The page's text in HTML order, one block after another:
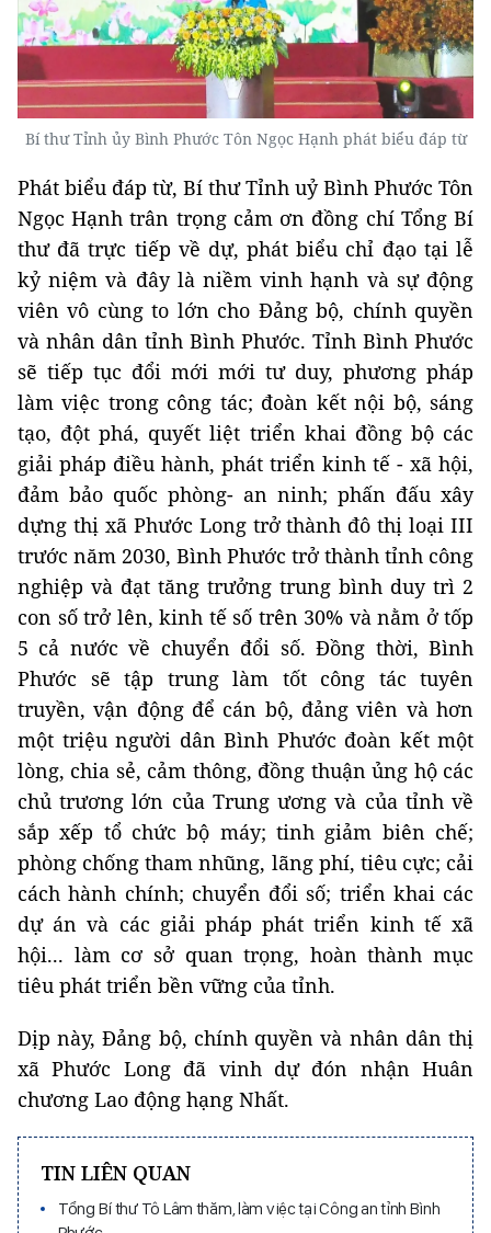
Bí thư Tỉnh ủy Bình Phước Tôn Ngọc Hạnh phát biểu đáp từ
Phát biểu đáp từ, Bí thư Tỉnh uỷ Bình Phước Tôn
Ngọc Hạnh trân trọng cảm ơn đồng chí Tổng Bí
thư đã trực tiếp về dự, phát biểu chỉ đạo tại lễ
kỷ niệm và đây là niềm vinh hạnh và sự động
viên vô cùng to lớn cho Đảng bộ, chính quyền
và nhân dân tỉnh Bình Phước. Tỉnh Bình Phước
sẽ tiếp tục đổi mới mới tư duy, phương pháp
làm việc trong công tác; đoàn kết nội bộ, sáng
tạo, đột phá, quyết liệt triển khai đồng bộ các
giải pháp điều hành, phát triển kinh tế - xã hội,
đảm bảo quốc phòng- an ninh; phấn đấu xây
dựng thị xã Phước Long trở thành đô thị loại III
trước năm 2030, Bình Phước trở thành tỉnh công
nghiệp và đạt tăng trưởng trung bình duy trì 2
con số trở lên, kinh tế số trên 30% và nằm ở tốp
5 cả nước về chuyển đổi số. Đồng thời, Bình
Phước sẽ tập trung làm tốt công tác tuyên
truyền, vận động để cán bộ, đảng viên và hơn
một triệu người dân Bình Phước đoàn kết một
lòng, chia sẻ, cảm thông, đồng thuận ủng hộ các
chủ trương lớn của Trung ương và của tỉnh về
sắp xếp tổ chức bộ máy; tinh giảm biên chế;
phòng chống tham nhũng, lãng phí, tiêu cực; cải
cách hành chính; chuyển đổi số; triển khai các
dự án và các giải pháp phát triển kinh tế xã
hội... làm cơ sở quan trọng, hoàn thành mục
tiêu phát triển bền vững của tỉnh.
Dịp này, Đảng bộ, chính quyền và nhân dân thị
xã Phước Long đã vinh dự đón nhận Huân
chương Lao động hạng Nhất.
TIN LIÊN QUAN
Tổng Bí thư Tô Lâm thăm, làm việc tại Công an tỉnh Bình